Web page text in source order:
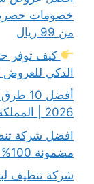
خصومات حصرية
من 99 ريال
الذكي للعروض
أفضل
2026 | المملكة لخدمات التنظيف
افضل شركة
مضمونة 100% خدمة 24 ساعة احجز الان
شركة تنظيف